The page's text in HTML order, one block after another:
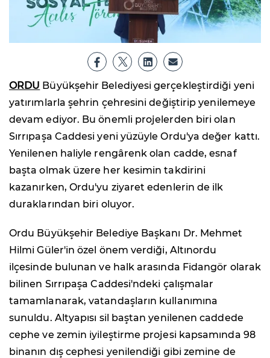
ORDU Büyükşehir Belediyesi gerçekleştirdiği yeni
yatırımlarla şehrin çehresini değiştirip yenilemeye
devam ediyor. Bu önemli projelerden biri olan
Sırrıpaşa Caddesi yeni yüzüyle Ordu'ya değer kattı.
Yenilenen haliyle rengârenk olan cadde, esnaf
başta olmak üzere her kesimin takdirini
kazanırken, Ordu'yu ziyaret edenlerin de ilk
duraklarından biri oluyor.
Ordu Büyükşehir Belediye Başkanı Dr. Mehmet
Hilmi Güler'in özel önem verdiği, Altınordu
ilçesinde bulunan ve halk arasında Fidangör olarak
bilinen Sırrıpaşa Caddesi'ndeki çalışmalar
tamamlanarak, vatandaşların kullanımına
sunuldu. Altyapısı sil baştan yenilenen caddede
cephe ve zemin iyileştirme projesi kapsamında 98
binanın dış cephesi yenilendiği gibi zemine de